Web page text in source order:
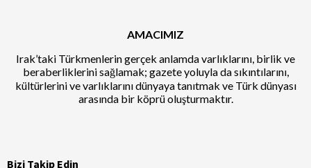
AMACIMIZ
Irak’taki Türkmenlerin gerçek anlamda varlıklarını, birlik ve
beraberliklerini sağlamak; gazete yoluyla da sıkıntılarını,
kültürlerini ve varlıklarını dünyaya tanıtmak ve Türk dünyası
arasında bir köprü oluşturmaktır.
Bizi Takip Edin